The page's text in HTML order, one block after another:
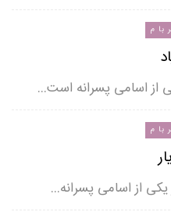
با م
از اسامی پسرانه است…
با م
یکی از اسامی پسرانه…